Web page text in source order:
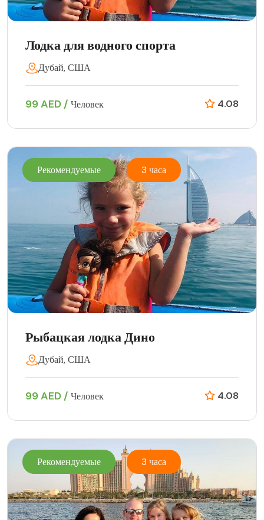
Лодка для водного спорта
Дубай, США
99 AED / Человек 4.08
Рекомендуемые 3 часа
Рыбацкая лодка Дино
Дубай, США
99 AED / Человек 4.08
Рекомендуемые 3 часа